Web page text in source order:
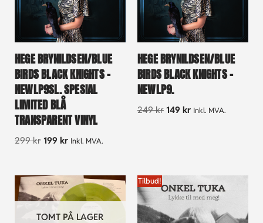
HEGE BRYNILDSEN/BLUE
BIRDS BLACK KNIGHTS –
NEWLP9SL. SPESIAL
LIMITED BLÅ
TRANSPARENT VINYL
299kr 199 kr Inkl. MVA.
HEGE BRYNILDSEN/BLUE
BIRDS BLACK KNIGHTS –
NEWLP9.
249kr 149 kr Inkl. MVA.
TOMT PÅ LAGER
Tilbud!